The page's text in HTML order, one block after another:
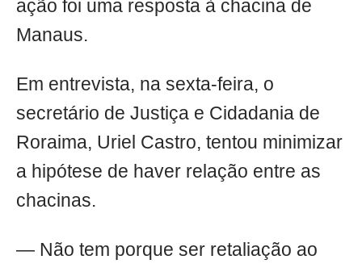
ação foi uma resposta à chacina de
Manaus.
Em entrevista, na sexta-feira, o
secretário de Justiça e Cidadania de
Roraima, Uriel Castro, tentou minimizar
a hipótese de haver relação entre as
chacinas.
— Não tem porque ser retaliação ao